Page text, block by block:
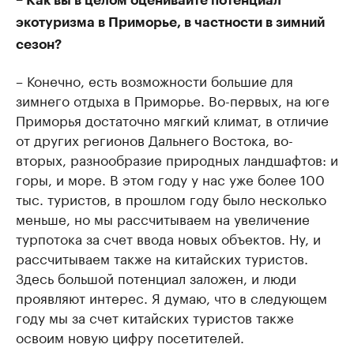
экотуризма в Приморье, в частности в зимний
сезон?
– Конечно, есть возможности большие для
зимнего отдыха в Приморье. Во-первых, на юге
Приморья достаточно мягкий климат, в отличие
от других регионов Дальнего Востока, во-
вторых, разнообразие природных ландшафтов: и
горы, и море. В этом году у нас уже более 100
тыс. туристов, в прошлом году было несколько
меньше, но мы рассчитываем на увеличение
турпотока за счет ввода новых объектов. Ну, и
рассчитываем также на китайских туристов.
Здесь большой потенциал заложен, и люди
проявляют интерес. Я думаю, что в следующем
году мы за счет китайских туристов также
освоим новую цифру посетителей.